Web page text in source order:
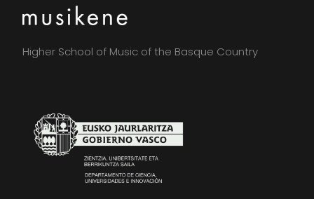
Higher School of Music of the Basque Country